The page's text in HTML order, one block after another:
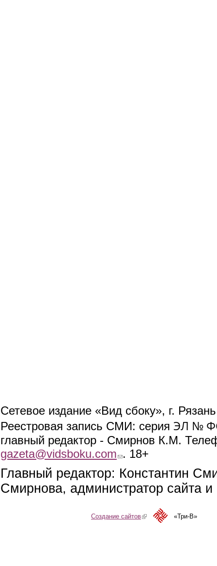
Сетевое издание «Вид сбоку», г.
Реестровая запись СМИ: серия ЭЛ №
главный редактор - Смирнов К.М.
gazeta@vidsboku.com (link sends e-mail)
. 18+
Главный редактор: Константин
Смирнова, администратор сайта
Создание сайтов(link is external)«Три-В»